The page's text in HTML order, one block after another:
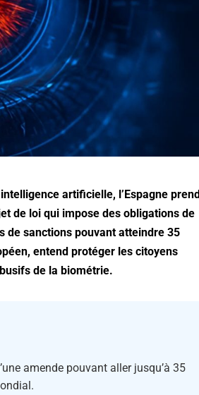
artificielle, l’Espagne prend
de loi qui impose des obligations de
de sanctions pouvant atteindre 35
entend protéger les citoyens
de la biométrie.
amende pouvant aller jusqu’à 35